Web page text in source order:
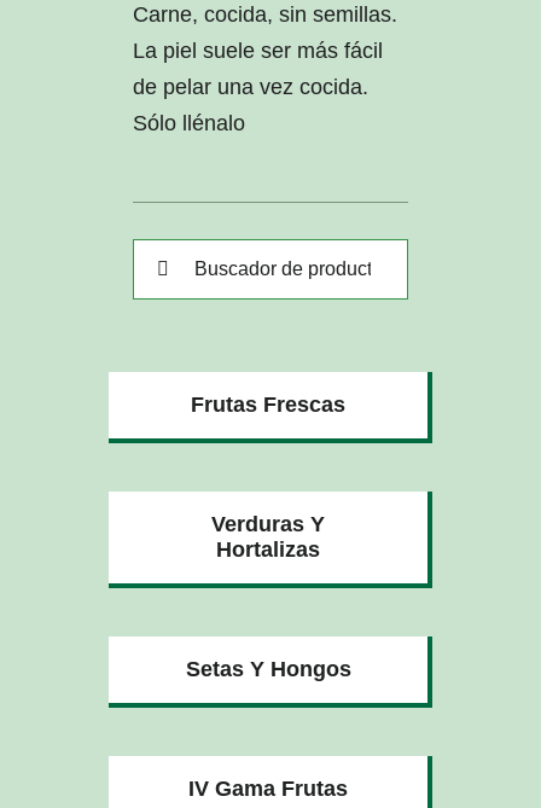
Carne, cocida, sin semillas.
La piel suele ser más fácil
de pelar una vez cocida.
Sólo llénalo
Buscar:
Frutas Frescas
Verduras Y
Hortalizas
Setas Y Hongos
IV Gama Frutas